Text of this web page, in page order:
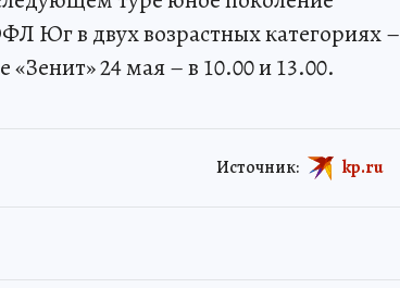
Юг в двух возрастных категориях –
24 мая – в 10.00 и 13.00.
Источник: kp.ru